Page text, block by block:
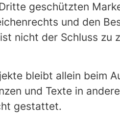
geschützten
und den
nicht der Schluss zu
bleibt allein beim
und Texte in
gestattet.